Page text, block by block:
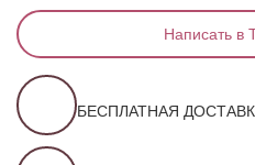
Написать в
БЕСПЛАТНАЯ